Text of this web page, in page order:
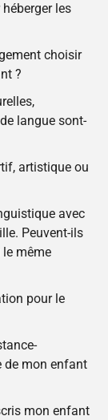
les
choisir
?
langue sont-
artistique ou
avec
Peuvent-ils
même
pour le
de mon enfant
mon enfant